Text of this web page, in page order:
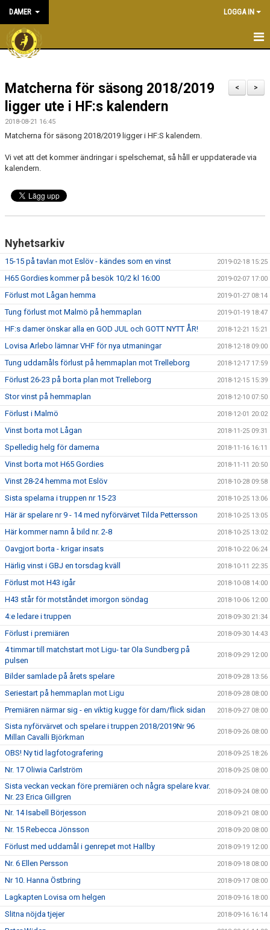
DAMER LOGGA IN
HEM
NYHETER
KALENDER
TRUPPEN
BILDGALLERI
DOKUMENT
KONTAKT
MATCHER
>
<
Matcherna för säsong 2018/2019
ligger ute i HF:s kalendern
2018-08-21 16:45
Matcherna för säsong 2018/2019 ligger i HF:S kalendern.
Vi vet att det kommer ändringar i spelschemat, så håll er uppdaterade via
kalendern.
Nyhetsarkiv
15-15 på tavlan mot Eslöv - kändes som en vinst 2019-02-18 15:25
H65 Gordies kommer på besök 10/2 kl 16:00 2019-02-07 17:00
Förlust mot Lågan hemma 2019-01-27 08:14
Tung förlust mot Malmö på hemmaplan 2019-01-19 18:47
HF:s damer önskar alla en GOD JUL och GOTT NYTT ÅR! 2018-12-21 15:21
Lovisa Arlebo lämnar VHF för nya utmaningar 2018-12-18 09:00
Tung uddamåls förlust på hemmaplan mot Trelleborg 2018-12-17 17:59
Förlust 26-23 på borta plan mot Trelleborg 2018-12-15 15:39
Stor vinst på hemmaplan 2018-12-10 07:50
Förlust i Malmö 2018-12-01 20:02
Vinst borta mot Lågan 2018-11-25 09:31
Spelledig helg för damerna 2018-11-16 16:11
Vinst borta mot H65 Gordies 2018-11-11 20:50
Vinst 28-24 hemma mot Eslöv 2018-10-28 09:58
Sista spelarna i truppen nr 15-23 2018-10-25 13:06
Här är spelare nr 9 - 14 med nyförvärvet Tilda Pettersson 2018-10-25 13:05
Här kommer namn å bild nr. 2-8 2018-10-25 13:02
Oavgjort borta - krigar insats 2018-10-22 06:24
Härlig vinst i GBJ en torsdag kväll 2018-10-11 22:35
Förlust mot H43 igår 2018-10-08 14:00
H43 står för motståndet imorgon söndag 2018-10-06 12:00
4:e ledare i truppen 2018-09-30 21:34
Förlust i premiären 2018-09-30 14:43
4 timmar till matchstart mot Ligu- tar Ola Sundberg på
pulsen
2018-09-29 12:00
Bilder samlade på årets spelare 2018-09-28 13:56
Seriestart på hemmaplan mot Ligu 2018-09-28 08:00
Premiären närmar sig - en viktig kugge för dam/flick sidan 2018-09-27 08:00
Sista nyförvärvet och spelare i truppen 2018/2019Nr 96
Millan Cavalli Björkman
2018-09-26 08:00
OBS! Ny tid lagfotografering 2018-09-25 18:26
Nr. 17 Oliwia Carlström 2018-09-25 08:00
Sista veckan veckan före premiären och några spelare kvar.
Nr. 23 Erica Gillgren
2018-09-24 08:00
Nr. 14 Isabell Börjesson 2018-09-21 08:00
Nr. 15 Rebecca Jönsson 2018-09-20 08:00
Förlust med uddamål i genrepet mot Hallby 2018-09-19 12:00
Nr. 6 Ellen Persson 2018-09-18 08:00
Nr 10. Hanna Östbring 2018-09-17 08:00
Lagkapten Lovisa om helgen 2018-09-16 18:00
Slitna nöjda tjejer 2018-09-16 16:14